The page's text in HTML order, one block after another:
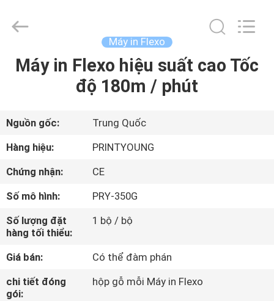
TRANG
CÁC
SẢN
PHẨM
VIDEO
CHÚNG
TÔI
Printyoung
International
Reserved.
Máy in Flexo
Máy in Flexo hiệu suất cao Tốc
độ 180m / phút
Nguồn gốc:
Trung Quốc
Hàng hiệu:
PRINTYOUNG
Chứng nhận:
CE
Số mô hình:
PRY-350G
Số lượng đặt
hàng tối thiểu:
1 bộ / bộ
Giá bán:
Có thể đàm phán
chi tiết đóng
gói:
hộp gỗ mỗi Máy in Flexo